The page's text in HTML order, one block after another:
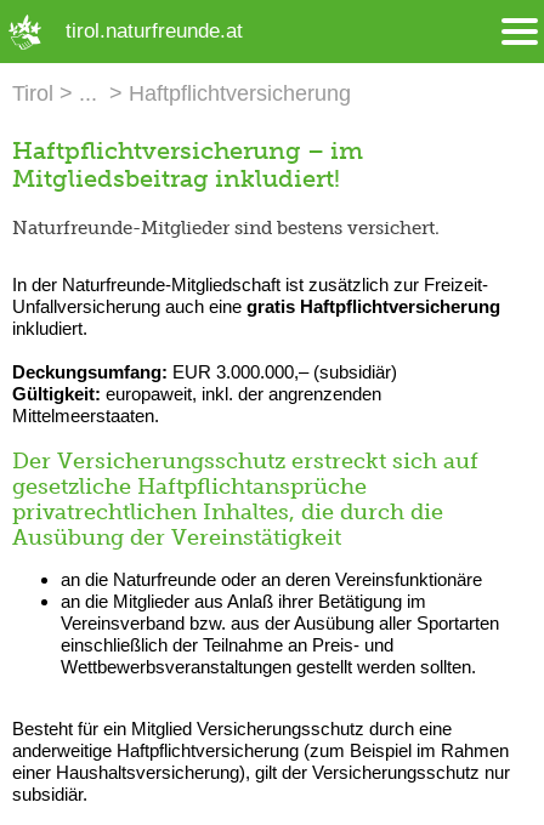
tirol.naturfreunde.at
Tirol Haftpflichtversicherung
Haftpflichtversicherung – im
Mitgliedsbeitrag inkludiert!
Naturfreunde-Mitglieder sind bestens versichert.
In der Naturfreunde-Mitgliedschaft ist zusätzlich zur Freizeit-
Unfallversicherung auch eine gratis Haftpflichtversicherung
inkludiert.
Deckungsumfang: EUR 3.000.000,– (subsidiär)
Gültigkeit: europaweit, inkl. der angrenzenden
Mittelmeerstaaten.
Der Versicherungsschutz erstreckt sich auf
gesetzliche Haftpflichtansprüche
privatrechtlichen Inhaltes, die durch die
Ausübung der Vereinstätigkeit
an die Naturfreunde oder an deren Vereinsfunktionäre
an die Mitglieder aus Anlaß ihrer Betätigung im
Vereinsverband bzw. aus der Ausübung aller Sportarten
einschließlich der Teilnahme an Preis- und
Wettbewerbsveranstaltungen gestellt werden sollten.
Besteht für ein Mitglied Versicherungsschutz durch eine
anderweitige Haftpflichtversicherung (zum Beispiel im Rahmen
einer Haushaltsversicherung), gilt der Versicherungsschutz nur
subsidiär.